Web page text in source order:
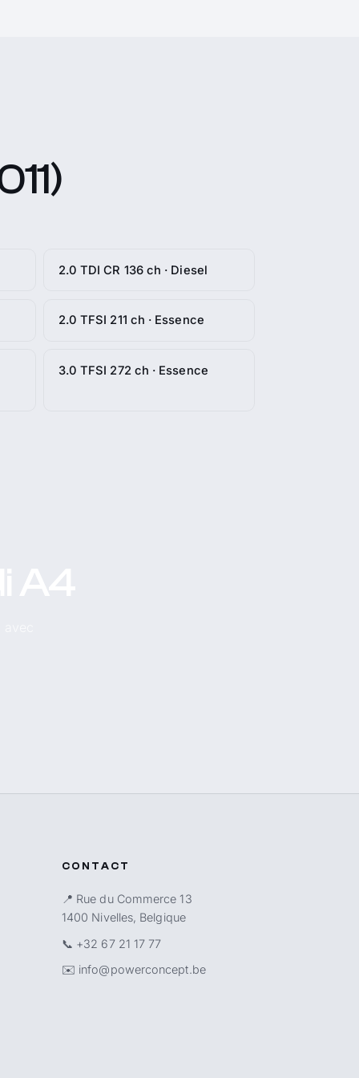
2.0 TDI CR 136 ch · Diesel
2.0 TFSI 211 ch · Essence
3.0 TFSI 272 ch · Essence
CONTACT
📍 Rue du Commerce 13
1400 Nivelles, Belgique
📞 +32 67 21 17 77
✉️ info@powerconcept.be